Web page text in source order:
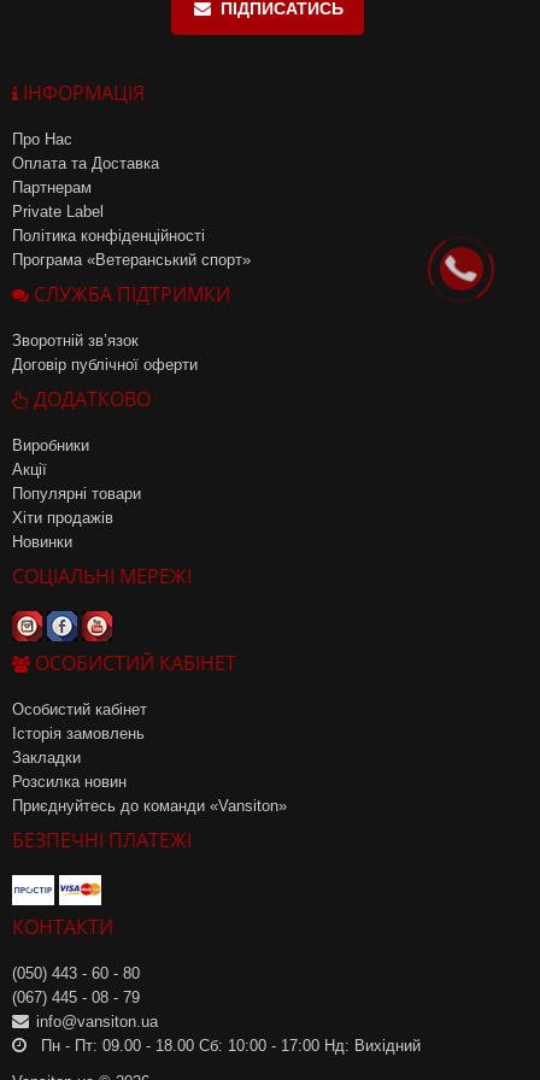
ПІДПИСАТИСЬ
ІНФОРМАЦІЯ
Про Нас
Оплата та Доставка
Партнерам
Private Label
Політика конфіденційності
Програма «Ветеранський спорт»
СЛУЖБА ПІДТРИМКИ
Зворотній зв’язок
Договір публічної оферти
ДОДАТКОВО
Виробники
Акції
Популярні товари
Хіти продажів
Новинки
СОЦІАЛЬНІ МЕРЕЖІ
ОСОБИСТИЙ КАБІНЕТ
Особистий кабінет
Історія замовлень
Закладки
Розсилка новин
Приєднуйтесь до команди «Vansiton»
БЕЗПЕЧНІ ПЛАТЕЖІ
КОНТАКТИ
(050) 443 - 60 - 80
(067) 445 - 08 - 79
info@vansiton.ua
Пн - Пт: 09.00 - 18.00 Сб: 10:00 - 17:00 Нд: Вихідний